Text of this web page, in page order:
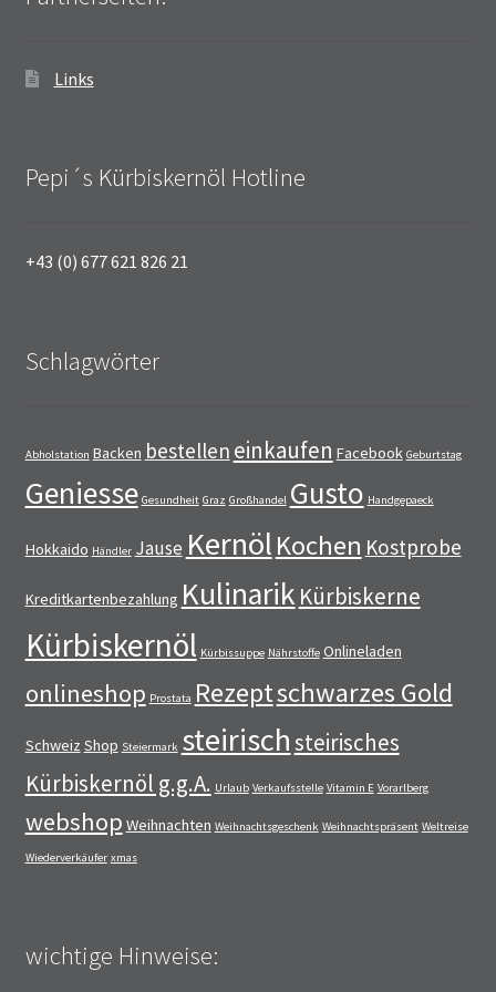
Links
Pepi´s Kürbiskernöl Hotline
+43 (0) 677 621 826 21
Schlagwörter
Abholstation Backen bestellen einkaufen Facebook Geburtstag
Geniesse Gesundheit Graz Großhandel Gusto Handgepaeck
Hokkaido Händler Jause KernölKochen Kostprobe
Kreditkartenbezahlung Kulinarik Kürbiskerne
Kürbiskernöl Kürbissuppe Nährstoffe Onlineladen
onlineshop Prostata Rezeptschwarzes Gold
Schweiz Shop Steiermark steirischsteirisches
Kürbiskernöl g.g.A. Urlaub Verkaufsstelle Vitamin E Vorarlberg
webshop Weihnachten Weihnachtsgeschenk Weihnachtspräsent Weltreise
Wiederverkäufer xmas
wichtige Hinweise: